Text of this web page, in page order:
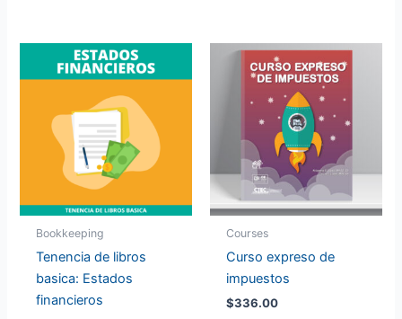
Bookkeeping
Tenencia de libros
basica: Estados
financieros
Courses
Curso expreso de
impuestos
$336.00